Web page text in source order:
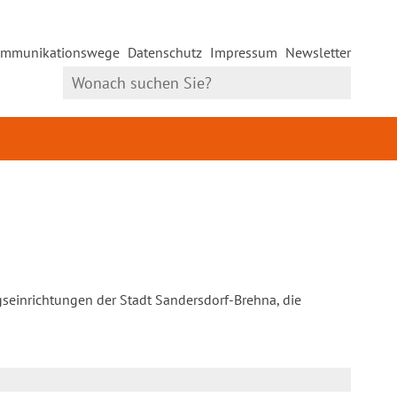
Datenschutz Impressum Newsletter
der Stadt Sandersdorf-Brehna, die